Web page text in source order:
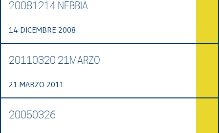
20081214 NEBBIA
14 DICEMBRE 2008
20110320 21MARZO
21 MARZO 2011
20050326